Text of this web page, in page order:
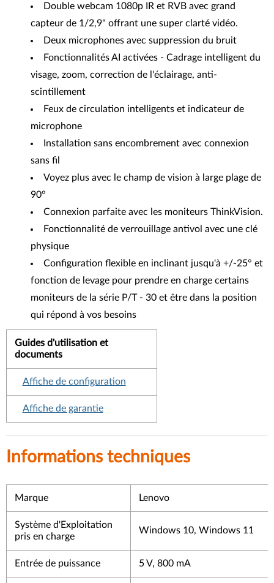
Double webcam 1080p IR et RVB avec grand
capteur de 1/2,9" offrant une super clarté vidéo.
Deux microphones avec suppression du bruit
Fonctionnalités AI activées - Cadrage intelligent du
visage, zoom, correction de l'éclairage, anti-
scintillement
Feux de circulation intelligents et indicateur de
microphone
Installation sans encombrement avec connexion
sans fil
Voyez plus avec le champ de vision à large plage de
90°
Connexion parfaite avec les moniteurs ThinkVision.
Fonctionnalité de verrouillage antivol avec une clé
physique
Configuration flexible en inclinant jusqu'à +/-25° et
fonction de levage pour prendre en charge certains
moniteurs de la série P/T - 30 et être dans la position
qui répond à vos besoins
Guides d'utilisation et
documents
Affiche de configuration
Affiche de garantie
Informations techniques
Marque Lenovo
Système d'Exploitation
pris en charge
Windows 10, Windows 11
Entrée de puissance 5 V, 800 mA